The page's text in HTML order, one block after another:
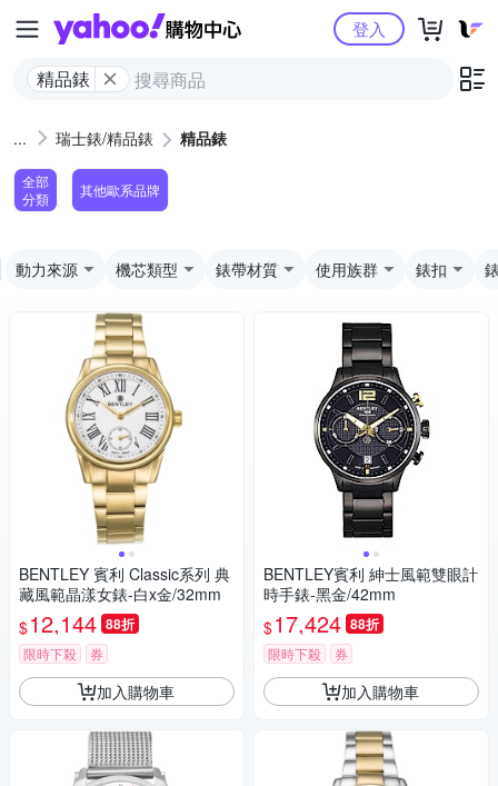
Yahoo購物中心
精品錶
登入
瑞士錶/精品錶 精品錶
全部
分類
其他歐系品牌
動力來源 機芯類型 錶帶材質 使用族群 錶扣
BENTLEY 賓利 Classic系列 典
藏風範晶漾女錶-白x金/32mm
$12,144 88折
限時下殺 券
加入購物車
BENTLEY賓利 紳士風範雙眼計
時手錶-黑金/42mm
$17,424 88折
限時下殺 券
加入購物車